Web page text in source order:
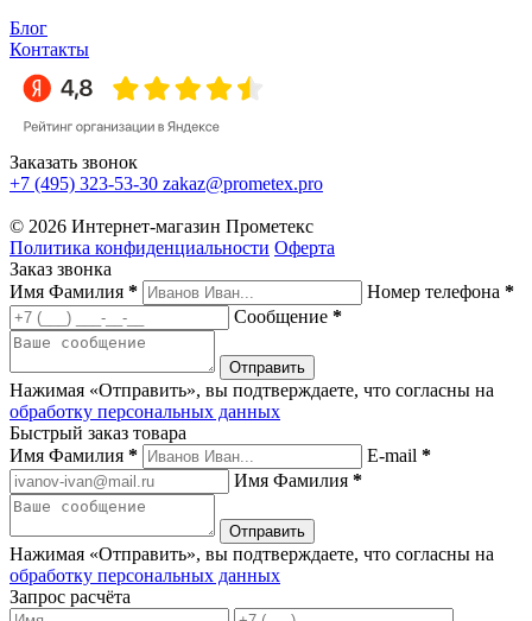
Блог
Контакты
Заказать звонок
+7 (495) 323-53-30 zakaz@prometex.pro
© 2026 Интернет-магазин Прометекс
Политика конфиденциальности Оферта
Заказ звонка
Имя Фамилия * Номер телефона *
Сообщение *
Нажимая «Отправить», вы подтверждаете, что согласны на
обработку персональных данных
Быстрый заказ товара
Имя Фамилия * E-mail *
Имя Фамилия *
Нажимая «Отправить», вы подтверждаете, что согласны на
обработку персональных данных
Запрос расчёта